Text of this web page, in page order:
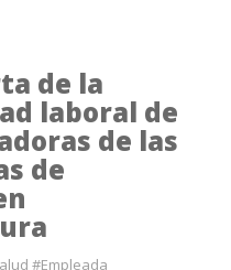
de la
laboral de
de las
de
#Empleada